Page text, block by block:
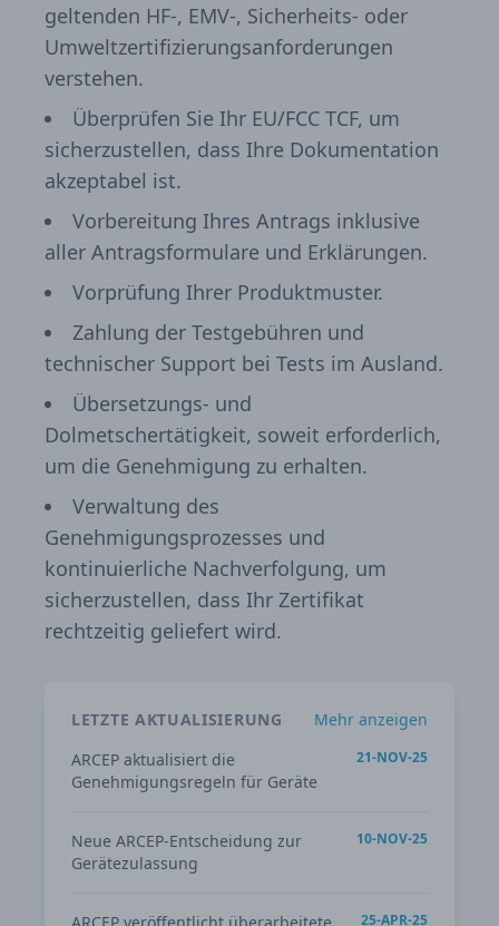
geltenden HF-, EMV-, Sicherheits- oder
Umweltzertifizierungsanforderungen
verstehen.
Überprüfen Sie Ihr EU/FCC TCF, um
sicherzustellen, dass Ihre Dokumentation
akzeptabel ist.
Vorbereitung Ihres Antrags inklusive
aller Antragsformulare und Erklärungen.
Vorprüfung Ihrer Produktmuster.
Zahlung der Testgebühren und
technischer Support bei Tests im Ausland.
Übersetzungs- und
Dolmetschertätigkeit, soweit erforderlich,
um die Genehmigung zu erhalten.
Verwaltung des
Genehmigungsprozesses und
kontinuierliche Nachverfolgung, um
sicherzustellen, dass Ihr Zertifikat
rechtzeitig geliefert wird.
LETZTE AKTUALISIERUNG
Mehr anzeigen
ARCEP aktualisiert die
Genehmigungsregeln für Geräte
21-NOV-25
Neue ARCEP-Entscheidung zur
Gerätezulassung
10-NOV-25
25-APR-25